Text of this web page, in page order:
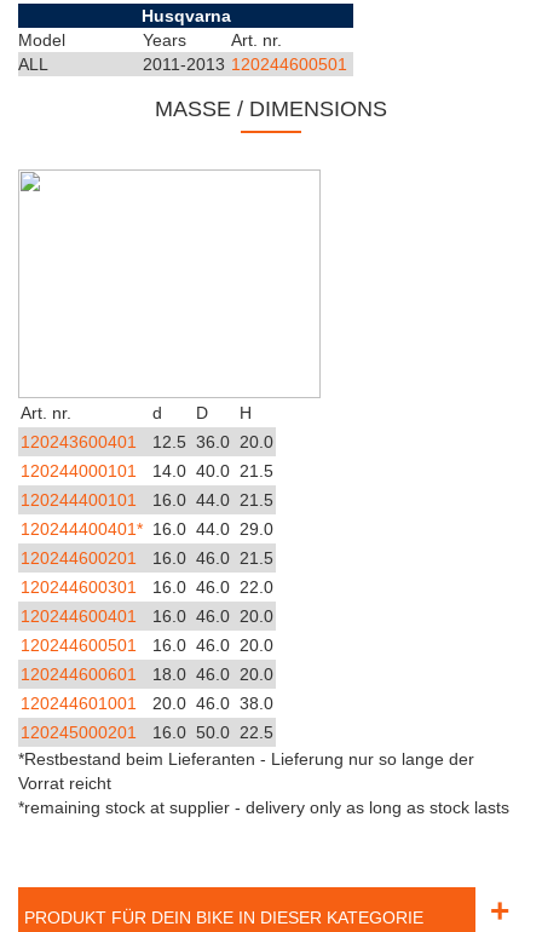
Husqvarna
Model
Years
Art. nr.
ALL
2011-2013 120244600501
MASSE / DIMENSIONS
Art. nr. d D
H
120243600401
12.5 36.0 20.0
120244000101
14.0 40.0 21.5
120244400101
16.0 44.0 21.5
120244400401* 16.0 44.0 29.0
120244600201
16.0 46.0 21.5
120244600301
16.0 46.0 22.0
120244600401
16.0 46.0 20.0
120244600501
16.0 46.0 20.0
120244600601
18.0 46.0 20.0
120244601001
20.0 46.0 38.0
120245000201
16.0 50.0 22.5
*Restbestand beim Lieferanten - Lieferung nur so lange der
Vorrat reicht
*remaining stock at supplier - delivery only as long as stock lasts
PRODUKT FÜR DEIN BIKE IN DIESER KATEGORIE +